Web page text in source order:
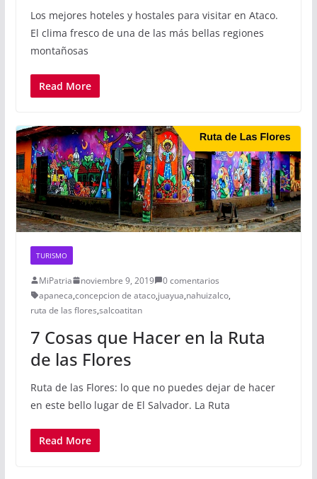
Los mejores hoteles y hostales para visitar en Ataco.
El clima fresco de una de las más bellas regiones
montañosas
Read More
TURISMO
MiPatria noviembre 9, 2019
0 comentarios
apaneca,concepcion de ataco,juayua,nahuizalco,
ruta de las flores,salcoatitan
7 Cosas que Hacer en la Ruta
de las Flores
Ruta de las Flores: lo que no puedes dejar de hacer
en este bello lugar de El Salvador. La Ruta
Read More